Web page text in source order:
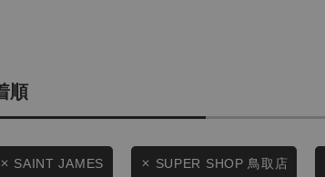
スタイリングから探す
WEB限定アイテムを探す
セール価格
順
SAINT JAMES SUPER SHOP 鳥取店